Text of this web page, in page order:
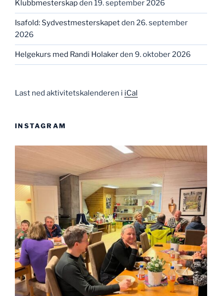
Klubbmesterskapden 19. september 2026
Isafold: Sydvestmesterskapetden 26. september
2026
Helgekurs med Randi Holakerden 9. oktober 2026
Last ned aktivitetskalenderen i iCal
INSTAGRAM